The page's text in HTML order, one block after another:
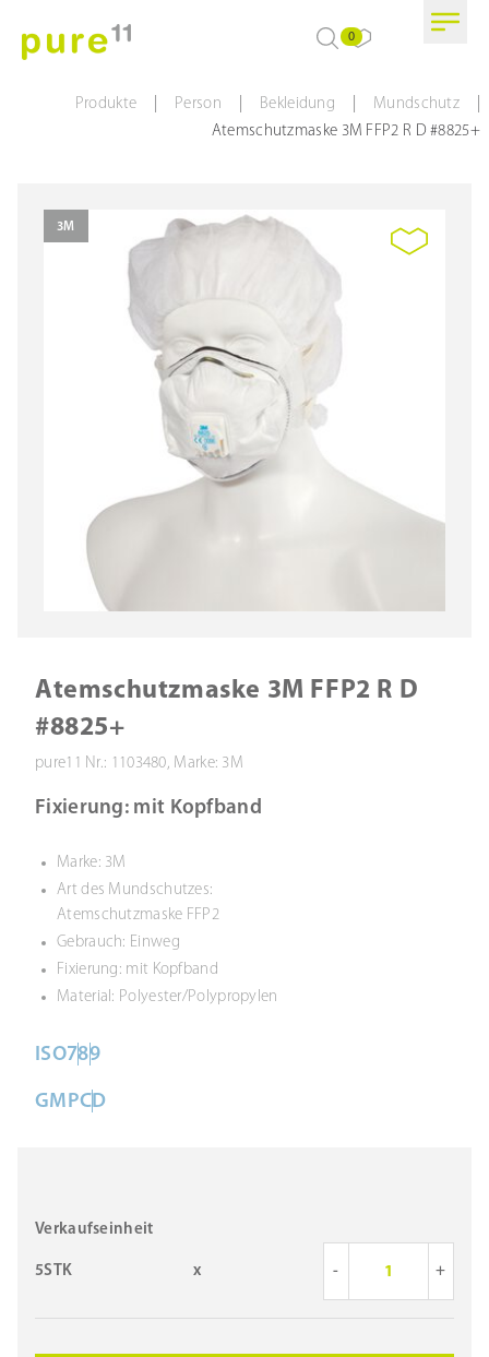
0
Produkte Person Bekleidung Mundschutz
Atemschutzmaske 3M FFP2 R D #8825+
3M
Atemschutzmaske 3M FFP2 R D
#8825+
pure11 Nr.: 1103480, Marke: 3M
Fixierung: mit Kopfband
Marke: 3M
Art des Mundschutzes:
Atemschutzmaske FFP2
Gebrauch: Einweg
Fixierung: mit Kopfband
Material: Polyester/Polypropylen
ISO789
GMPCD
Verkaufseinheit
5STK x - +